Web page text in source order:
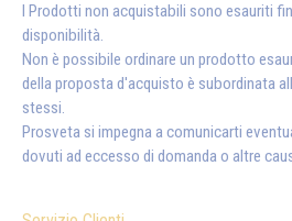
I Prodotti non acquistabili sono esauriti
disponibilità.
Non è possibile ordinare un prodotto
della proposta d'acquisto è subordinata
stessi.
Prosveta si impegna a comunicarti
dovuti ad eccesso di domanda o altre